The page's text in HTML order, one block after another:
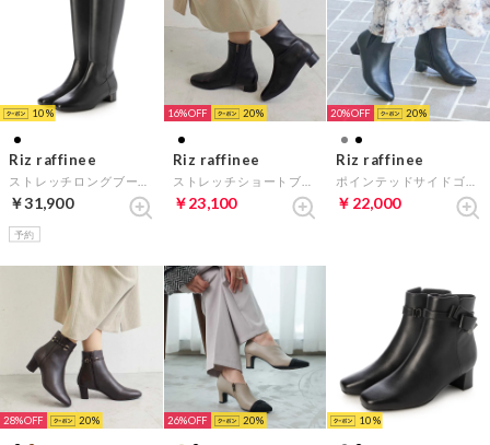
10
Riz raffinee
￥31,900
予約
16% 20
Riz raffinee
￥23,100
20% 20
Riz raffinee
￥22,000
28% 20 26% 20 10